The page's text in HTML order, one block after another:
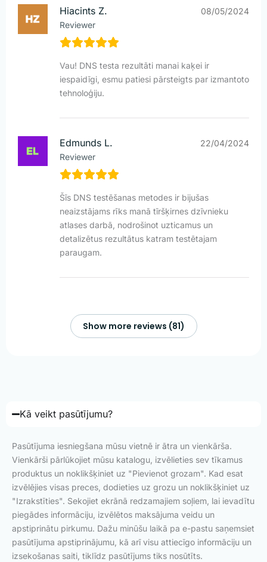
Hiacints Z.
Reviewer
08/05/2024
Vau! DNS testa rezultāti manai kaķei ir
iespaidīgi, esmu patiesi pārsteigts par izmantoto
tehnoloģiju.
Edmunds L.
Reviewer
22/04/2024
Šīs DNS testēšanas metodes ir bijušas
neaizstājams rīks manā tīršķirnes dzīvnieku
atlases darbā, nodrošinot uzticamus un
detalizētus rezultātus katram testētajam
paraugam.
Show more reviews (81)
Kā veikt pasūtījumu?
Pasūtījuma iesniegšana mūsu vietnē ir ātra un vienkārša.
Vienkārši pārlūkojiet mūsu katalogu, izvēlieties sev tīkamus
produktus un noklikšķiniet uz "Pievienot grozam". Kad esat
izvēlējies visas preces, dodieties uz grozu un noklikšķiniet uz
"Izrakstīties". Sekojiet ekrānā redzamajiem soļiem, lai ievadītu
piegādes informāciju, izvēlētos maksājuma veidu un
apstiprinātu pirkumu. Dažu minūšu laikā pa e-pastu saņemsiet
pasūtījuma apstiprinājumu, kā arī visu attiecīgo informāciju un
izsekošanas saiti, tiklīdz pasūtījums tiks nosūtīts.